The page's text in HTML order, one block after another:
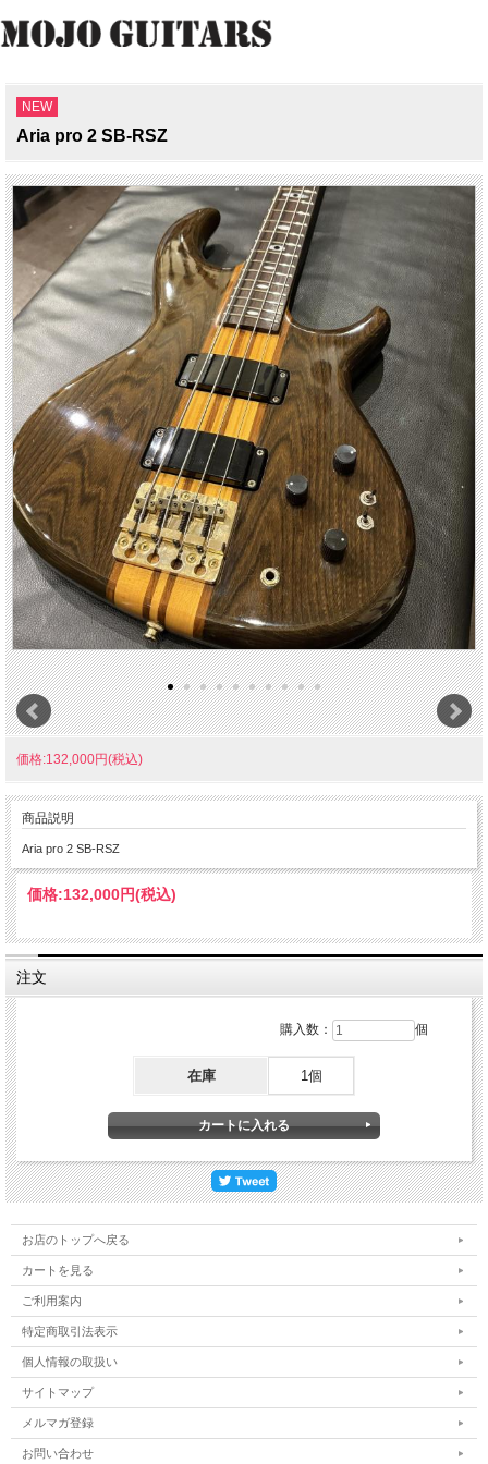
NEW
Aria pro 2 SB-RSZ
価格:132,000円(税込)
商品説明
Aria pro 2 SB-RSZ
価格:132,000円(税込)
注文
購入数： 個
在庫 1個
お店のトップへ戻る
カートを見る
ご利用案内
特定商取引法表示
個人情報の取扱い
サイトマップ
メルマガ登録
お問い合わせ